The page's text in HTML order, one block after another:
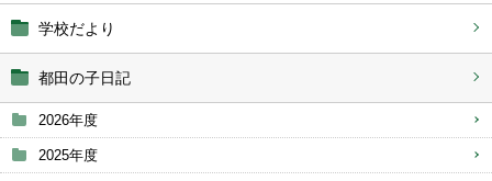
学校だより
都田の子日記
2026年度
2025年度